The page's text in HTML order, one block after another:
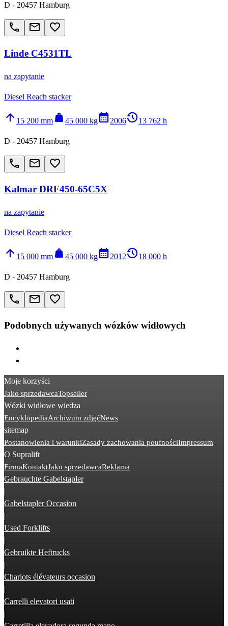
D - 20457 Hamburg
call email favorite_border
Linde C4531TL
na zapytanie
Diesel Reach stacker
arrow_upward 15 200 mm weight 45 000 kgcalendar_month2006history_213 762 h
D - 20457 Hamburg
call email favorite_border
Kalmar DRF450-65C5X
na zapytanie
Diesel Reach stacker
arrow_upward 15 000 mm weight 45 000 kgcalendar_month2012history_218 000 h
D - 20457 Hamburg
call email favorite_border
Podobnych używanych wózków widłowych
Moje korzyści
Jako sprzedawcaTopseller
Wózki widłowe wiedza
EncyklopediaArchiwum zdjęćNews
sitemap
Postanowienia i warunkiZasady zachowania poufnościImpressum
O Supralift
FirmaKontaktJako sprzedawcaReklama
Gebrauchte Gabelstapler
|
Gabelstapler Occasion
|
Used Forklifts
|
Gebruikte Heftrucks
|
Chariots élévateurs occasion
|
Carrelli elevatori usati
|